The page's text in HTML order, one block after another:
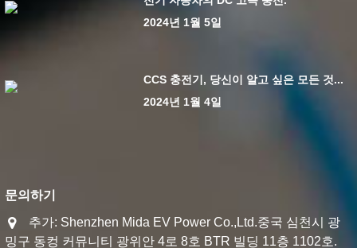
2024년 1월 5일
CCS 충전기, 당신이 알고 싶은 모든 것...
2024년 1월 4일
문의하기
추가: Shenzhen Mida EV Power Co.,Ltd.중국 심천시 광
밍구 동컹 커뮤니티 광위안 4로 8호 BTR 빌딩 11층 1102호.